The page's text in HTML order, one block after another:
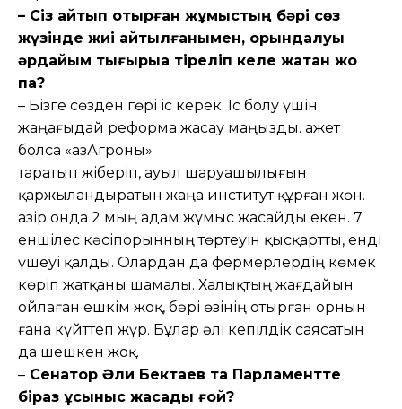
– Сіз айтып отырған жұмыстың бәрі сөз
жүзінде жиі айтылғанымен, орындалуы
әрдайым тығырыққа тіреліп келе жатқан жоқ
па?
– Бізге сөзден гөрі іс керек. Іс болу үшін
жаңағыдай реформа жасау маңызды. Қажет
болса «ҚазАгроны»
таратып жіберіп, ауыл шаруашылығын
қаржыландыратын жаңа институт құрған жөн.
Қазір онда 2 мың адам жұмыс жасайды екен. 7
еншілес кәсіпорынның төртеуін қысқартты, енді
үшеуі қалды. Олардан да фермерлердің көмек
көріп жатқаны шамалы. Халықтың жағдайын
ойлаған ешкім жоқ, бәрі өзінің отырған орнын
ғана күйттеп жүр. Бұлар әлі кепілдік саясатын
да шешкен жоқ.
– Сенатор Әли Бектаев та Парламентте
біраз ұсыныс жасады ғой?